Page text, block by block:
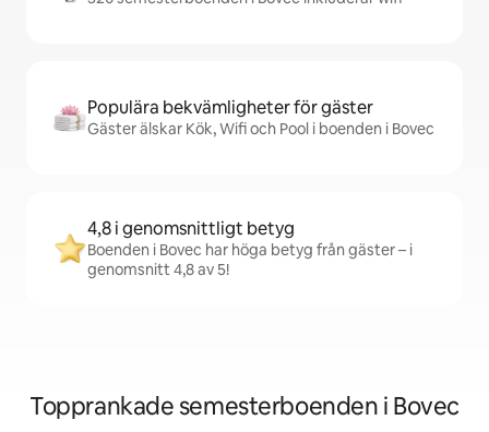
Populära bekvämligheter för gäster
Gäster älskar Kök, Wifi och Pool i boenden i Bovec
4,8 i genomsnittligt betyg
Boenden i Bovec har höga betyg från gäster – i
genomsnitt 4,8 av 5!
Topprankade semesterboenden i Bovec